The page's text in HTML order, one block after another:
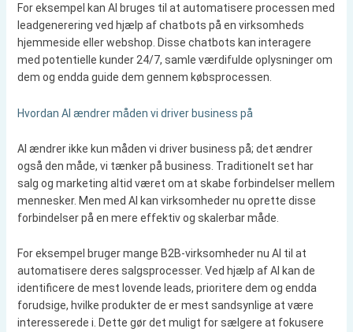
For eksempel kan AI bruges til at automatisere processen med
leadgenerering ved hjælp af chatbots på en virksomheds
hjemmeside eller webshop. Disse chatbots kan interagere
med potentielle kunder 24/7, samle værdifulde oplysninger om
dem og endda guide dem gennem købsprocessen.
Hvordan AI ændrer måden vi driver business på
AI ændrer ikke kun måden vi driver business på; det ændrer
også den måde, vi tænker på business. Traditionelt set har
salg og marketing altid været om at skabe forbindelser mellem
mennesker. Men med AI kan virksomheder nu oprette disse
forbindelser på en mere effektiv og skalerbar måde.
For eksempel bruger mange B2B-virksomheder nu AI til at
automatisere deres salgsprocesser. Ved hjælp af AI kan de
identificere de mest lovende leads, prioritere dem og endda
forudsige, hvilke produkter de er mest sandsynlige at være
interesserede i. Dette gør det muligt for sælgere at fokusere